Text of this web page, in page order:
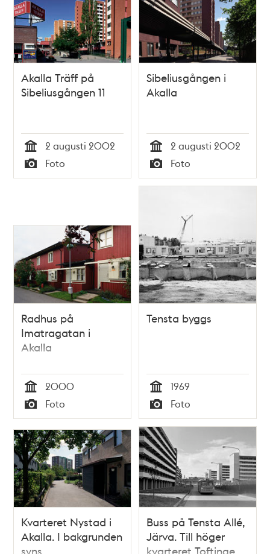
Akalla Träff på
Sibeliusgången 11
Tid
2 augusti 2002
Typ
Foto
Sibeliusgången i
Akalla
Tid
2 augusti 2002
Typ
Foto
Radhus på
Imatragatan i
Akalla
Tid
2000
Typ
Foto
Tensta byggs
Tid
1969
Typ
Foto
Kvarteret Nystad i
Akalla. I bakgrunden
syns
Buss på Tensta Allé,
Järva. Till höger
kvarteret Toftinge.